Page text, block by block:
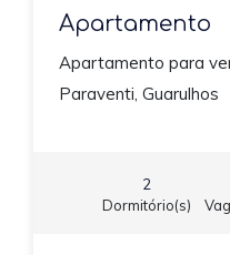
Apartamento
Apartamento para
Paraventi, Guarulhos
2
Dormitório(s)